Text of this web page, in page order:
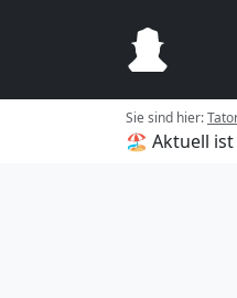
Sie sind hier:
🏖️ Aktuell ist